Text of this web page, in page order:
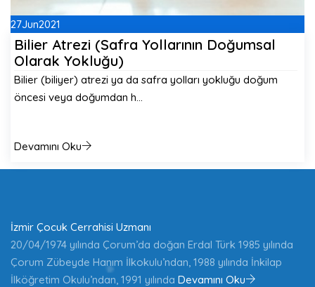
27Jun2021
Bilier Atrezi (Safra Yollarının Doğumsal
Olarak Yokluğu)
Bilier (biliyer) atrezi ya da safra yolları yokluğu doğum
öncesi veya doğumdan h…
Devamını Oku
İzmir Çocuk Cerrahisi Uzmanı
20/04/1974 yılında Çorum’da doğan Erdal Türk 1985 yılında
Çorum Zübeyde Hanım İlkokulu’ndan, 1988 yılında İnkilap
İlköğretim Okulu’ndan, 1991 yılında Devamını Oku